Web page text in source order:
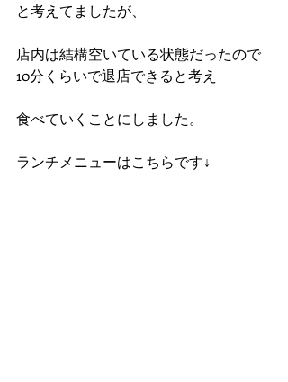
と考えてましたが、
店内は結構空いている状態だったので
10分くらいで退店できると考え
食べていくことにしました。
ランチメニューはこちらです↓